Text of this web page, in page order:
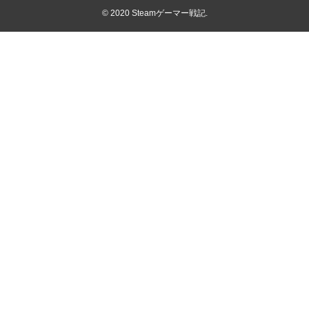
© 2020 Steamゲーマー戦記.